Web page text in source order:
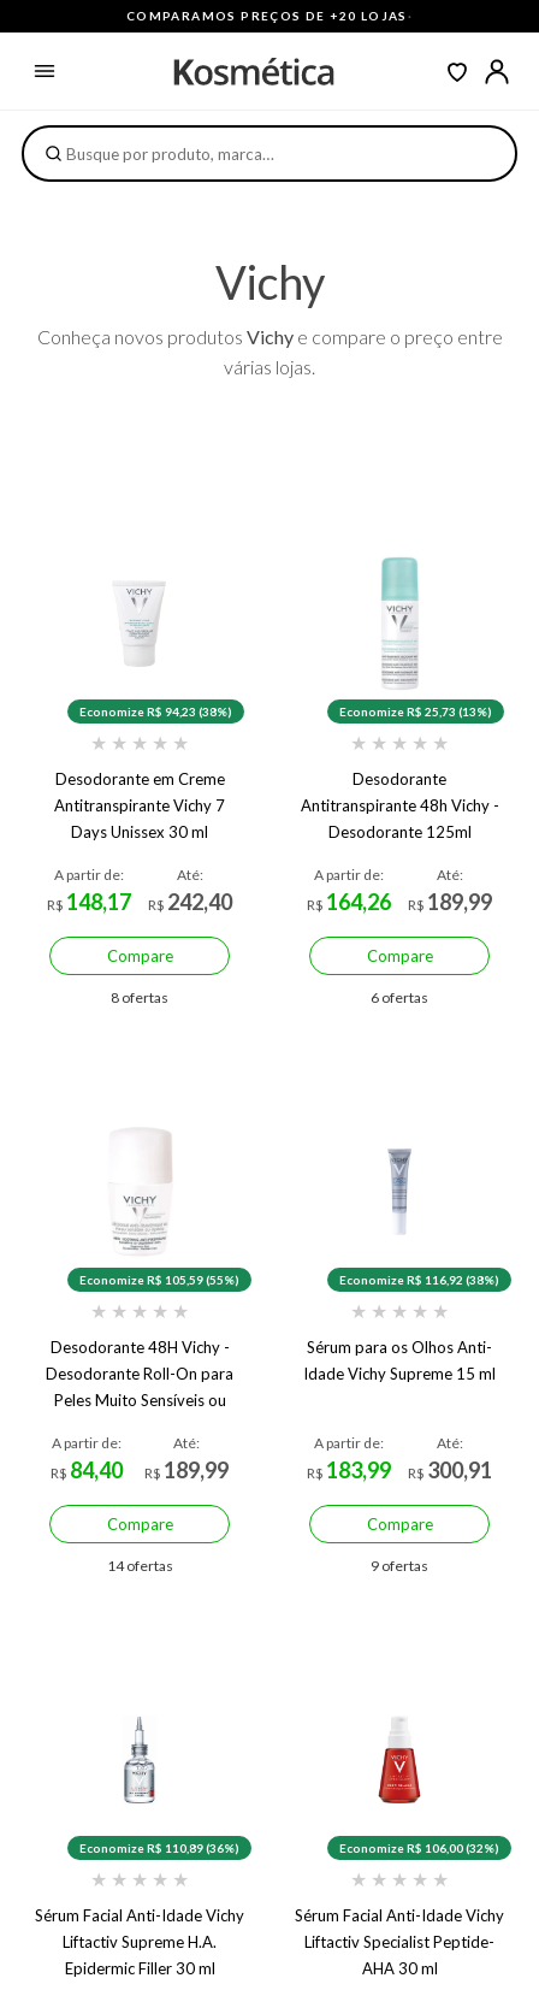
COMPARAMOS PREÇOS DE +20 LOJAS ·
Vichy
Conheça novos produtos Vichye compare o preço entre
várias lojas.
Economize R$ 94,23 (38%)
★ ★ ★ ★ ★
Desodorante em Creme
Antitranspirante Vichy 7
Days Unissex 30 ml
A partir de:
R$ 148,17
Até:
R$ 242,40
Compare
8 ofertas
Economize R$ 25,73 (13%)
★ ★ ★ ★ ★
Desodorante
Antitranspirante 48h Vichy -
Desodorante 125ml
A partir de:
R$ 164,26
Até:
R$ 189,99
Compare
6 ofertas
Economize R$ 105,59 (55%)
★ ★ ★ ★ ★
Desodorante 48H Vichy -
Desodorante Roll-On para
Peles Muito Sensíveis ou
A partir de:
R$ 84,40
Até:
R$ 189,99
Compare
14 ofertas
Economize R$ 116,92 (38%)
★ ★ ★ ★ ★
Sérum para os Olhos Anti-
Idade Vichy Supreme 15 ml
A partir de:
R$ 183,99
Até:
R$ 300,91
Compare
9 ofertas
Economize R$ 110,89 (36%)
★ ★ ★ ★ ★
Sérum Facial Anti-Idade Vichy
Liftactiv Supreme H.A.
Epidermic Filler 30 ml
Economize R$ 106,00 (32%)
★ ★ ★ ★ ★
Sérum Facial Anti-Idade Vichy
Liftactiv Specialist Peptide-
AHA 30 ml